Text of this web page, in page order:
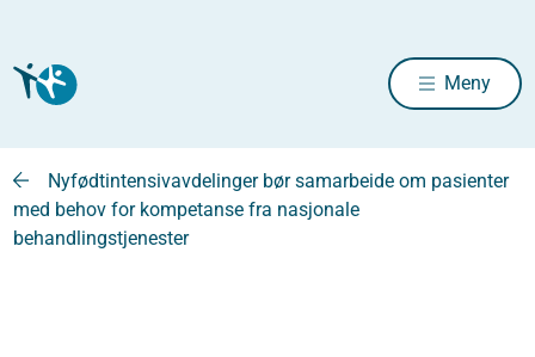
Meny
Nyfødtintensivavdelinger bør samarbeide om pasienter
med behov for kompetanse fra nasjonale
behandlingstjenester